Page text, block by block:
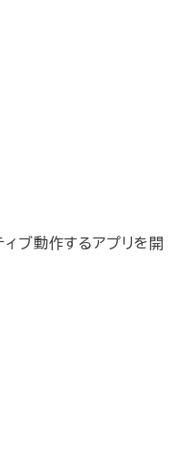
ブ動作するアプリを開